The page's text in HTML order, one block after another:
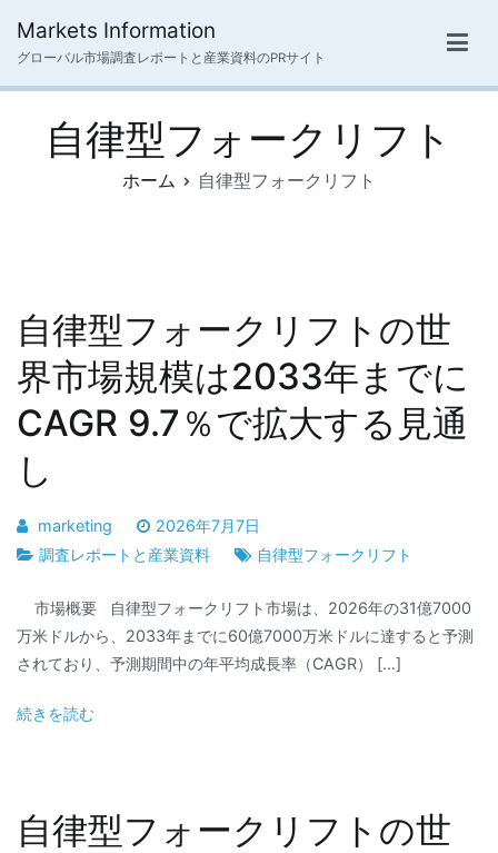
ス
Markets Information
グローバル市場調査レポートと産業資料のPRサイト
自律型フォークリフト
ホーム 自律型フォークリフト
自律型フォークリフトの世
界市場規模は2033年までに
CAGR 9.7％で拡大する見通
し
marketing
2026年7月7日
調査レポートと産業資料
自律型フォークリフト
市場概要 自律型フォークリフト市場は、2026年の31億7000
万米ドルから、2033年までに60億7000万米ドルに達すると予測
されており、予測期間中の年平均成長率（CAGR） […]
続きを読む
自律型フォークリフトの世